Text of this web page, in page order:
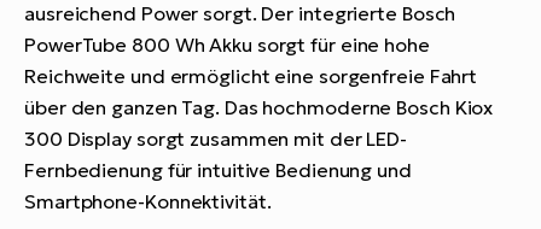
ausreichend Power sorgt. Der integrierte Bosch
PowerTube 800 Wh Akku sorgt für eine hohe
Reichweite und ermöglicht eine sorgenfreie Fahrt
über den ganzen Tag. Das hochmoderne Bosch Kiox
300 Display sorgt zusammen mit der LED-
Fernbedienung für intuitive Bedienung und
Smartphone-Konnektivität.